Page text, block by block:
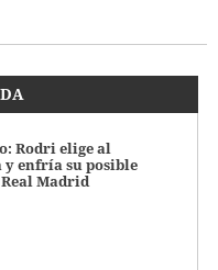
Rodri elige al
y enfría su posible
Madrid